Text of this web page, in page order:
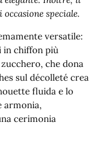
speciale.
versatile:
in chiffon più
che dona
sul décolleté crea
fluida e lo
armonia,
cerimonia